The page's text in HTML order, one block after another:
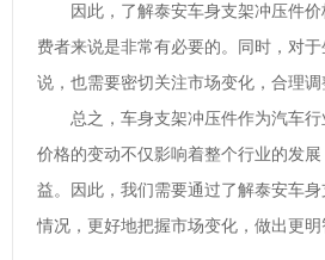
因此，了解泰安车身支架冲压件
费者来说是非常有必要的。同时，对
说，也需要密切关注市场变化，合理调
总之，车身支架冲压件作为汽车
价格的变动不仅影响着整个行业的发
益。因此，我们需要通过了解泰安车
情况，更好地把握市场变化，做出更明